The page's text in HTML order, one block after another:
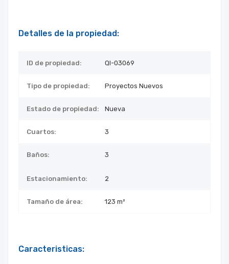
Detalles de la propiedad:
ID de propiedad: QI-03069
Tipo de propiedad: Proyectos Nuevos
Estado de propiedad: Nueva
Cuartos: 3
Baños: 3
Estacionamiento: 2
Tamaño de área: 123 m²
Caracteristicas: